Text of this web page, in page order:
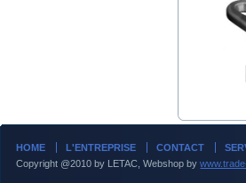
HOME L'ENTREPRISE CONTACT
Copyright @2010 by LETAC, Webshop by